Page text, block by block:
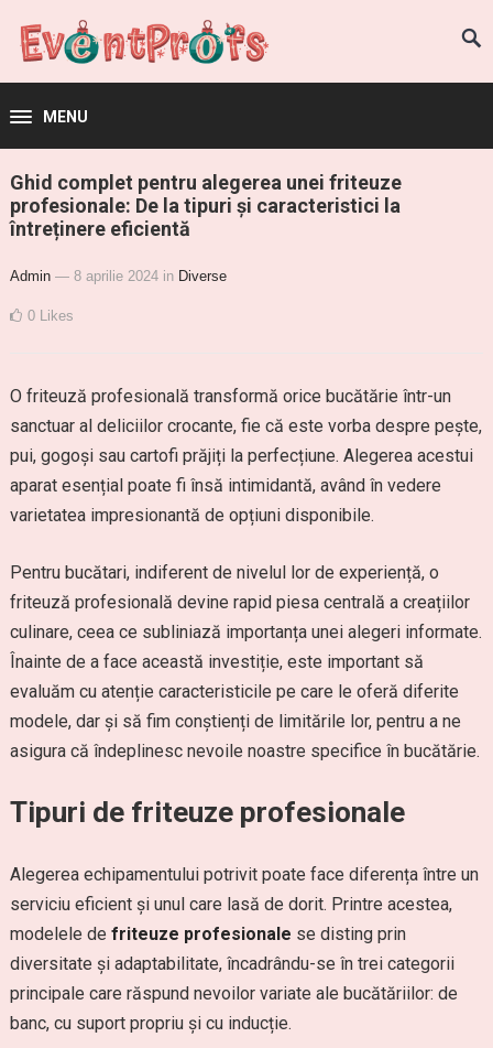
MENU
Ghid complet pentru alegerea unei friteuze
profesionale: De la tipuri și caracteristici la
întreținere eficientă
Admin — 8 aprilie 2024 in Diverse
0 Likes
O friteuză profesională transformă orice bucătărie într-un
sanctuar al deliciilor crocante, fie că este vorba despre pește,
pui, gogoși sau cartofi prăjiți la perfecțiune. Alegerea acestui
aparat esențial poate fi însă intimidantă, având în vedere
varietatea impresionantă de opțiuni disponibile.
Pentru bucătari, indiferent de nivelul lor de experiență, o
friteuză profesională devine rapid piesa centrală a creațiilor
culinare, ceea ce subliniază importanța unei alegeri informate.
Înainte de a face această investiție, este important să
evaluăm cu atenție caracteristicile pe care le oferă diferite
modele, dar și să fim conștienți de limitările lor, pentru a ne
asigura că îndeplinesc nevoile noastre specifice în bucătărie.
Tipuri de friteuze profesionale
Alegerea echipamentului potrivit poate face diferența între un
serviciu eficient și unul care lasă de dorit. Printre acestea,
modelele de friteuze profesionale se disting prin
diversitate și adaptabilitate, încadrându-se în trei categorii
principale care răspund nevoilor variate ale bucătăriilor: de
banc, cu suport propriu și cu inducție.